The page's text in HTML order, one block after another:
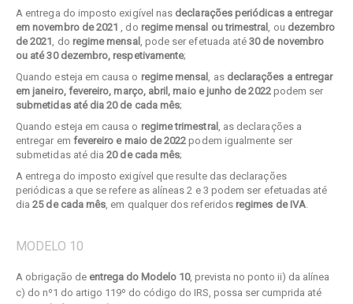
A entrega do imposto exigível nas declarações periódicas a entregar
em novembro de 2021 , do regime mensal ou trimestral, ou dezembro
de 2021, do regime mensal , pode ser efetuada até30 de novembro
ou até 30 dezembro, respetivamente;
Quando esteja em causa o regime mensal, as declarações a entregar
em janeiro, fevereiro, março, abril, maio e junho de 2022podem ser
submetidas até dia 20 de cada mês;
Quando esteja em causa o regime trimestral , as declarações a
entregar em fevereiro e maio de 2022 podem igualmente ser
submetidas até dia20 de cada mês;
A entrega do imposto exigível que resulte das declarações
periódicas a que se refere as alíneas 2 e 3 podem ser efetuadas até
dia 25 de cada mês, em qualquer dos referidosregimes de IVA.
MODELO 10
A obrigação de entrega do Modelo 10, prevista no ponto ii) da alínea
c) do nº1 do artigo 119º do código do IRS, possa ser cumprida até